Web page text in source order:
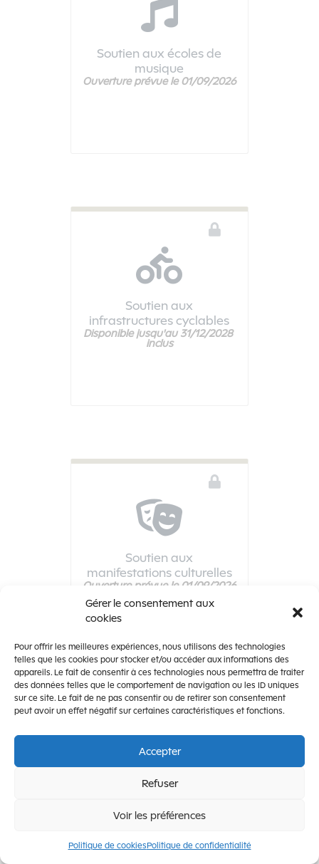
Soutien aux écoles de
musique
Ce téléservice n'est pas disponible
Ouverture prévue le 01/09/2026
Soutien aux
infrastructures cyclables
Vous devez être connecté pour accéder à ce téléservice
Disponible jusqu'au 31/12/2028
inclus
Soutien aux
manifestations culturelles
Ce téléservice n'est pas disponible
Ouverture prévue le 01/09/2026
Soutien aux
manifestations culturelles -
Collectivité
Gérer le consentement aux
cookies
Pour offrir les meilleures expériences, nous utilisons des technologies
telles que les cookies pour stocker et/ou accéder aux informations des
appareils. Le fait de consentir à ces technologies nous permettra de traiter
des données telles que le comportement de navigation ou les ID uniques
sur ce site. Le fait de ne pas consentir ou de retirer son consentement
peut avoir un effet négatif sur certaines caractéristiques et fonctions.
Accepter
Refuser
Voir les préférences
Politique de cookiesPolitique de confidentialité